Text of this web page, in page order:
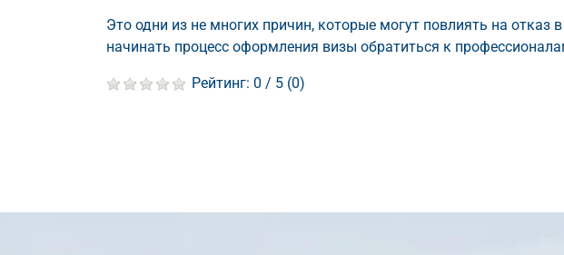
Это одни из не многих причин, которые могут повлиять на
начинать процесс оформления визы обратиться к
Рейтинг: 0 / 5 (0)